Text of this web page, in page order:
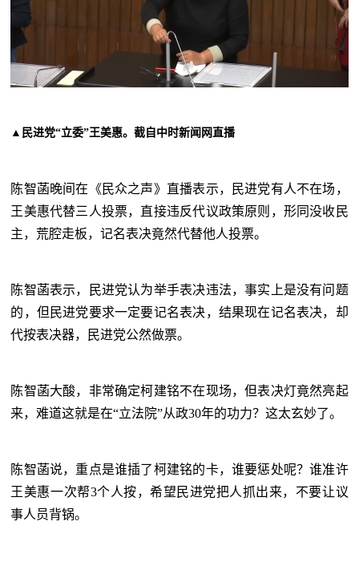
▲ 民进党“立委”王美惠。截自中时新闻网直播
陈智菡晚间在《民众之声》直播表示，民进党有人不在场，
王美惠代替三人投票，直接违反代议政策原则，形同没收民
主，荒腔走板，记名表决竟然代替他人投票。
陈智菡表示，民进党认为举手表决违法，事实上是没有问题
的，但民进党要求一定要记名表决，结果现在记名表决，却
代按表决器，民进党公然做票。
陈智菡大酸，非常确定柯建铭不在现场，但表决灯竟然亮起
来，难道这就是在“立法院”从政30年的功力？这太玄妙了。
陈智菡说，重点是谁插了柯建铭的卡，谁要惩处呢？谁准许
王美惠一次帮3个人按，希望民进党把人抓出来，不要让议
事人员背锅。